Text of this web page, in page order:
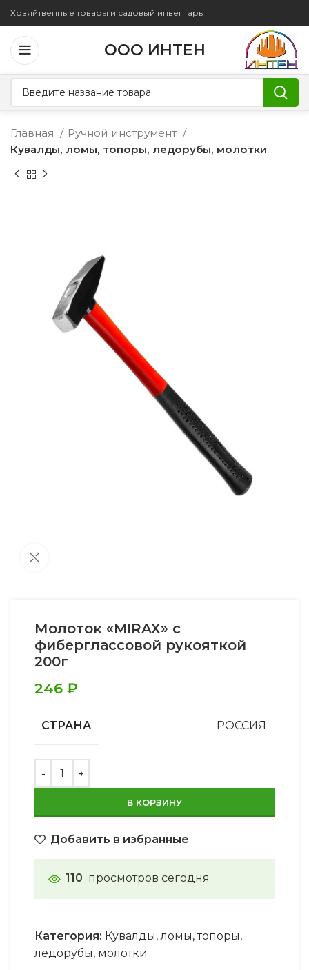
Хозяйтвенные товары и садовый инвентарь
ООО ИНТЕН
Главная
Ручной инструмент
Кувалды, ломы, топоры, ледорубы, молотки
Молоток «MIRAX» с
фиберглассовой рукояткой
200г
246 ₽
СТРАНА РОССИЯ
В КОРЗИНУ
Добавить в избранные
110 просмотров сегодня
Категория: Кувалды, ломы, топоры,
ледорубы, молотки